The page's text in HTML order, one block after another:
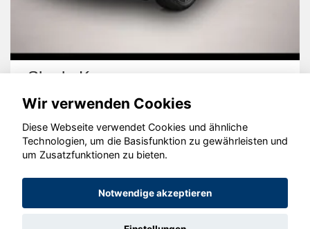
Skoda Karoq
© konjunkturmotor.de GmbH 2020 - 2026
Wir verwenden Cookies
Diese Webseite verwendet Cookies und ähnliche
Technologien, um die Basisfunktion zu gewährleisten und
um Zusatzfunktionen zu bieten.
Notwendige akzeptieren